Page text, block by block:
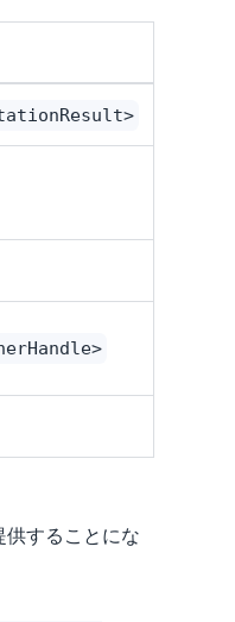
することにな